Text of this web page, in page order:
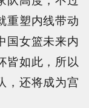
重塑内线带动
国女篮未来内
皆如此，所以
，还将成为宫